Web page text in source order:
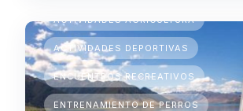
ACTIVIDADES AGRICULTURA
ACTIVIDADES DEPORTIVAS
ENCUENTROS RECREATIVOS
ENTRENAMIENTO DE PERROS